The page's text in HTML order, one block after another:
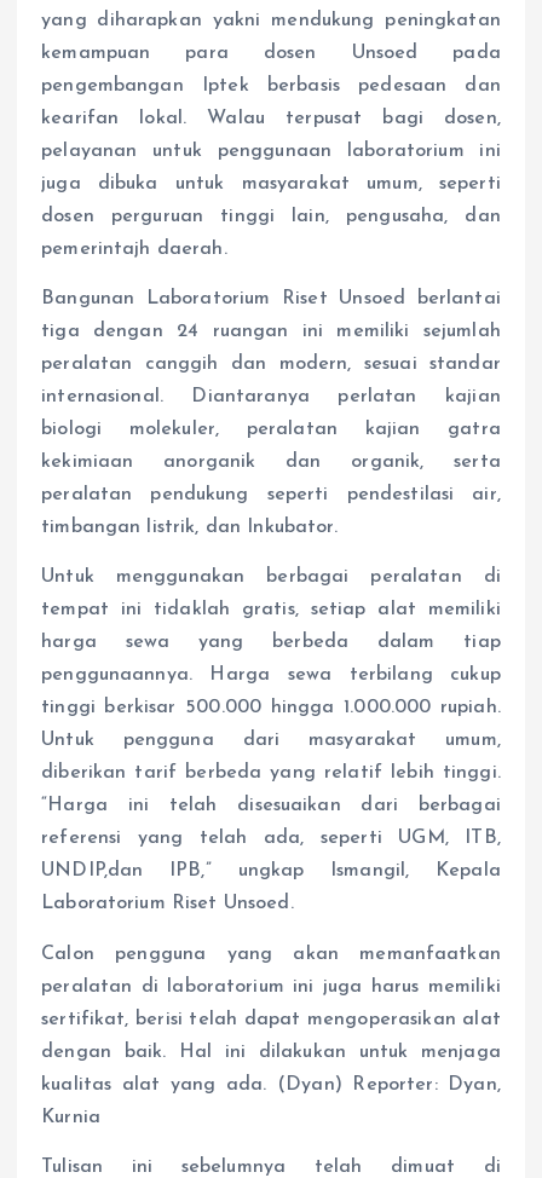
yang diharapkan yakni mendukung peningkatan
kemampuan para dosen Unsoed pada
pengembangan Iptek berbasis pedesaan dan
kearifan lokal. Walau terpusat bagi dosen,
pelayanan untuk penggunaan laboratorium ini
juga dibuka untuk masyarakat umum, seperti
dosen perguruan tinggi lain, pengusaha, dan
pemerintajh daerah.
Bangunan Laboratorium Riset Unsoed berlantai
tiga dengan 24 ruangan ini memiliki sejumlah
peralatan canggih dan modern, sesuai standar
internasional. Diantaranya perlatan kajian
biologi molekuler, peralatan kajian gatra
kekimiaan anorganik dan organik, serta
peralatan pendukung seperti pendestilasi air,
timbangan listrik, dan Inkubator.
Untuk menggunakan berbagai peralatan di
tempat ini tidaklah gratis, setiap alat memiliki
harga sewa yang berbeda dalam tiap
penggunaannya. Harga sewa terbilang cukup
tinggi berkisar 500.000 hingga 1.000.000 rupiah.
Untuk pengguna dari masyarakat umum,
diberikan tarif berbeda yang relatif lebih tinggi.
“Harga ini telah disesuaikan dari berbagai
referensi yang telah ada, seperti UGM, ITB,
UNDIP,dan IPB,” ungkap Ismangil, Kepala
Laboratorium Riset Unsoed.
Calon pengguna yang akan memanfaatkan
peralatan di laboratorium ini juga harus memiliki
sertifikat, berisi telah dapat mengoperasikan alat
dengan baik. Hal ini dilakukan untuk menjaga
kualitas alat yang ada. (Dyan) Reporter: Dyan,
Kurnia
Tulisan ini sebelumnya telah dimuat di